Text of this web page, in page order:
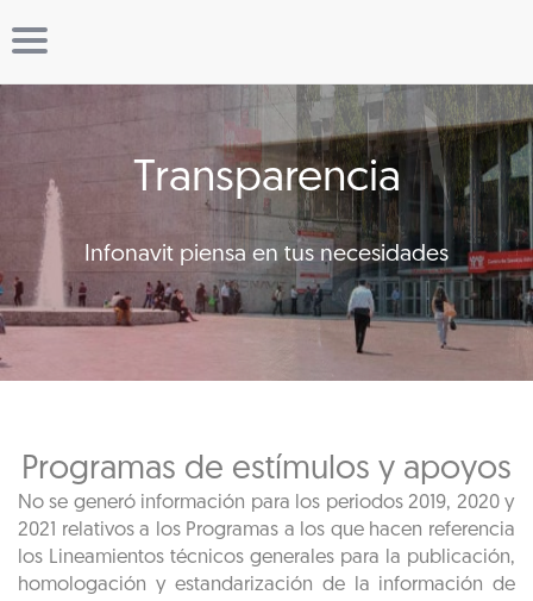
Transparencia
Infonavit piensa en tus necesidades
Programas de estímulos y apoyos
No se generó información para los periodos 2019, 2020 y
2021 relativos a los Programas a los que hacen referencia
los Lineamientos técnicos generales para la publicación,
homologación y estandarización de la información de